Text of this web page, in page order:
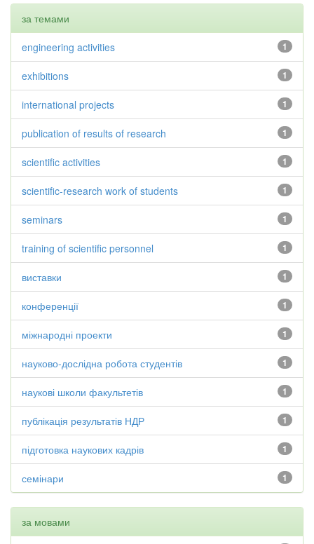
за темами
1
engineering activities
1
exhibitions
1
international projects
1
publication of results of research
1
scientific activities
1
scientific-research work of students
1
seminars
1
training of scientific personnel
1
виставки
1
конференції
1
міжнародні проекти
1
науково-дослідна робота студентів
1
наукові школи факультетів
1
публікація результатів НДР
1
підготовка наукових кадрів
1
семінари
за мовами